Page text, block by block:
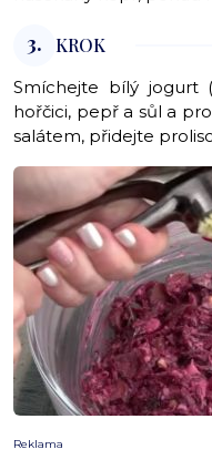
3. KROK
Smíchejte bílý jogurt
hořčici, pepř a sůl a
salátem, přidejte
Reklama